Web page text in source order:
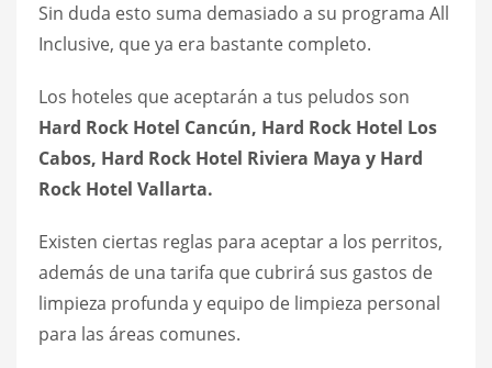
Sin duda esto suma demasiado a su programa All
Inclusive, que ya era bastante completo.
Los hoteles que aceptarán a tus peludos son
Hard Rock Hotel Cancún, Hard Rock Hotel Los
Cabos, Hard Rock Hotel Riviera Maya y Hard
Rock Hotel Vallarta.
Existen ciertas reglas para aceptar a los perritos,
además de una tarifa que cubrirá sus gastos de
limpieza profunda y equipo de limpieza personal
para las áreas comunes.